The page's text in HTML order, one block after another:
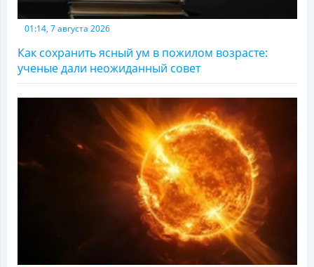
01:14, 7 августа 2026
Как сохранить ясный ум в пожилом возрасте:
ученые дали неожиданный совет